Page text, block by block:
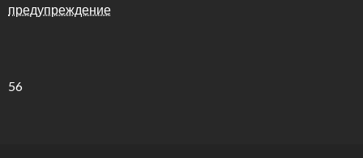
предупреждение
56